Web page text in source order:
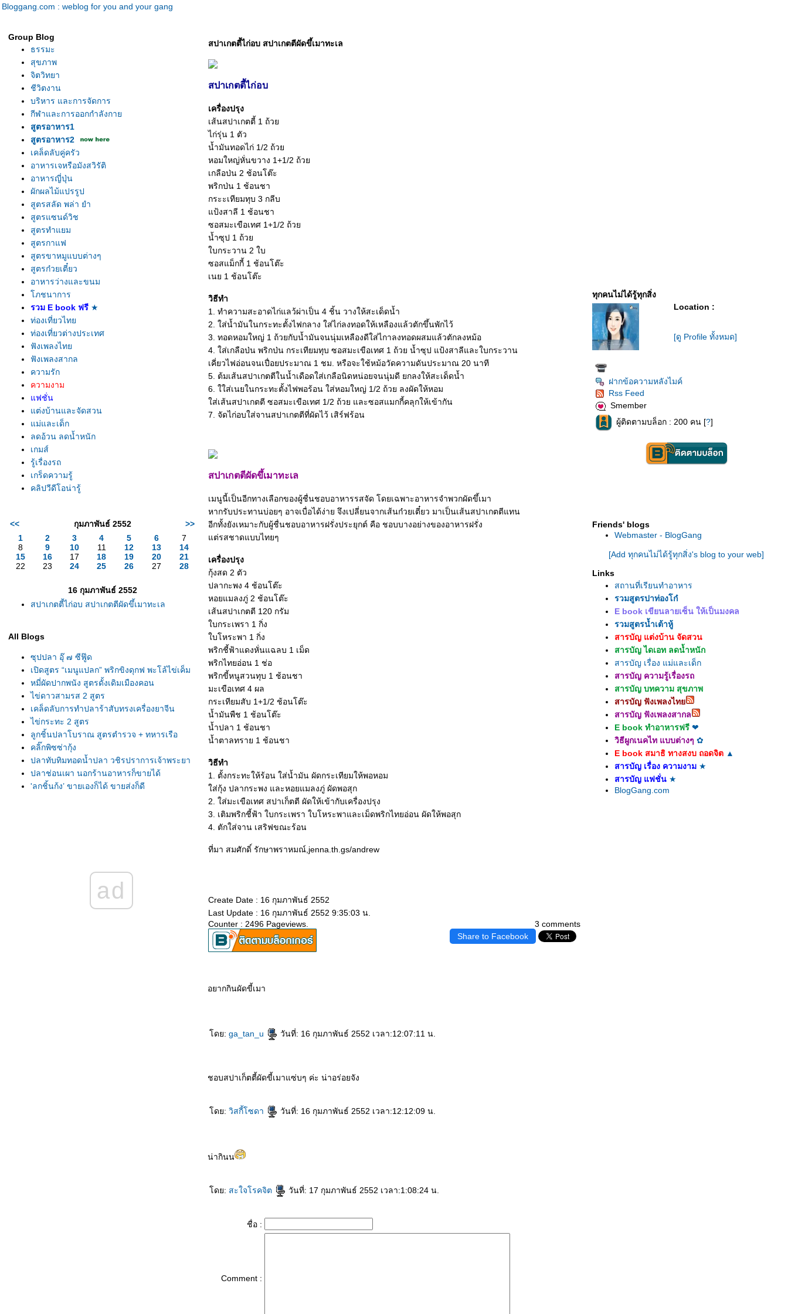
Bloggang.com : weblog for you and your gang
Group Blog
ธรรมะ
สุขภาพ
จิตวิทยา
ชีวิตงาน
บริหาร และการจัดการ
กีฬาและการออกกำลังกา
สูตรอาหาร1
สูตรอาหาร2
เคล็ดลับคู่ครัว
อาหารเจหรือมังสวิรัติ
อาหารญี่ปุ่น
ผักผลไม้แปรรูป
สูตรสลัด พล่า ยำ
สูตรแซนด์วิช
สูตรทำแยม
สูตรกาแฟ
สูตรขาหมูแบบต่างๆ
สูตรก๋วยเตี๋ยว
อาหารว่างและขนม
ภชนาการ
รวม E book ฟรี ★
ท่องเที่ยวไท
ท่องเที่ยวต่างประเทศ
ฟังเพลงไท
ฟังเพลงสากล
ความรัก
ความงาม
ฟชั่น
ต่งบ้านและจัดสวน
ม่และเด็ก
ลดอ้วน ลดน้ำหนัก
เกมส์
รู้เรื่องรถ
เกร็ดความรู้
คลิปวีดีโอน่ารู้
<< กุมภาพันธ์ 2552
>>
1
2 3 4 5 6
7
8
9 10 11 12 13
14
15
16 17 18 19 20
21
22
23 24 25 26 27 28
16 กุมภาพันธ์ 2552
สปาเกตตี้ไก่อบ สปาเกตตีผัดขึ้เมาทะเล
All Blogs
ซุปปลา อุ๊ ๗ ซีฟู๊ด
เปิดสูตร “เมนูแปลก” พริกขิงดุกฟ พะโล้ไข่เค็ม
หมี่ผัดปากพนัง สูตรดั้งเดิมเมืองคอน
ไข่ดาวสามรส 2 สูตร
เคล็ดลับการทำปลาร้าสับทรงเครื่องยาจีน
ไข่กระทะ 2 สูตร
ลูกชิ้นปลาโบราณ สูตรตำรวจ + ทหารเรือ
คลิ๊กพิซซ่ากุ้ง
ปลาทับทิมทอดน้ำปลา วชิรปราการเจ้าพระยา
ปลาช่อนเผา นอกร้านอาหารก็ขายได้
'ลูกชิ้นกุ้ง’ ขายเองก็ได้ ขายส่งก็ดี
ไก่อบสมุนไพร ซื้อง่าย ขายคล่องทุกยุค
'ก๋วยเตี๋ยวคั่วไก่' ขายคู่ 'สุกี้ทะเลแห้ง'
ad
สปาเกตตี้ไก่อบ สปาเกตตีผัดขึ้เมาทะเล
สปาเกตตี้ไก่อบ
เครื่องปรุง
เส้นสปาเกตตี้ 1 ถ้ว
ไก่รุ่น 1 ตัว
น้ำมันทอดไก่ 1/2 ถ้ว
หอมใหญ่หั่นขวาง 1+1/2 ถ้ว
เกลือป่น 2 ช้อนโต๊ะ
พริกป่น 1 ช้อนชา
กระะเทียมทุบ 3 กลีบ
ป้งสาลี 1 ช้อนชา
ซอสมะเขือเทศ 1+1/2 ถ้ว
น้ำซุป 1 ถ้ว
บกระวาน 2 ใบ
ซอสแม็กกี้ 1 ช้อนโต๊ะ
เนย 1 ช้อนโต๊ะ
วิธีทำ
1. ทำความสะอาดไก่แลว้ผ่าเป็น 4 ชิ้น วางให้สะเด็ดน้ำ
2. ใส่น้ำมันในกระทะตั้งไฟกลาง ใส่ไก่ลงทอดให้เหลืองแล้วตักขึ้นพักไว้
3. ทอดหอมใหญ่ 1 ถ้วยกับน้ำมันจนนุ่มเหลืองดีใส่ไกาลงทอดผสมแล้วตักลงหม้อ
4. ใส่เกลือป่น พริกป่น กระเทียมทุบ ซอสมะเขือเทศ 1 ถ้วย น้ำซุป แป้งสาลีและใบกระวาน
เคี่ยวไฟอ่อนจนเปื่อยประมาณ 1 ชม. หรือจะใช้หม้อวัดความดันประมาณ 20 นาที
5. ต้มเส้นสปาเกตตีในน้ำเดือดใส่เกลือนิดหน่อยจนนุ่มดี ยกลงให้สะเด็ดน้ำ
6. ใใส่เนยในกระทะตั้งไฟพอร้อน ใส่หอมใหญ่ 1/2 ถ้วย ลงผัดให้หอม
ส่เส้นสปาเกตตี ซอสมะเขือเทศ 1/2 ถ้วย และซอสแมกกี้คลุกให้เข้ากัน
7. จัดไก่อบใส่จานสปาเกตตีที่ผัดไว้ เสิร์ฟร้อน
สปาเกตตีผัดขึ้เมาทะเล
เมนูนี้เป็นอีกทางเลือกของผู้ชื่นชอบอาหารรสจัด โดยเฉพาะอาหารจำพวกผัดขึ้เมา
หากรับประทานบ่อยๆ อาจเบื่อได้ง่าย จึงเปลี่ยนจากเส้นก๋วยเตี๋ยว มาเป็นเส้นสปาเกตตีแทน
อีกทั้งยังเหมาะกับผู้ชื่นชอบอาหารฝรั่งประยุกต์ คือ ชอบบางอย่างของอาหารฝรั่ง
ต่รสชาดแบบไทยๆ
เครื่องปรุง
กุ้งสด 2 ตัว
ปลากะพง 4 ช้อนโต๊ะ
หอยแมลงภู่ 2 ช้อนโต๊ะ
เส้นสปาเกตตี 120 กรัม
บกระเพรา 1 กิ่ง
บโหระพา 1 กิ่ง
พริกชี้ฟ้าแดงหั่นแฉลบ 1 เม็ด
พริกไทยอ่อน 1 ช่อ
พริกขี้หนูสวนทุบ 1 ช้อนชา
มะเขือเทศ 4 ผล
กระเทียมสับ 1+1/2 ช้อนโต๊ะ
น้ำมันพืช 1 ช้อนโต๊ะ
น้ำปลา 1 ช้อนชา
น้ำตาลทราย 1 ช้อนชา
วิธีทำ
1. ตั้งกระทะให้ร้อน ใส่น้ำมัน ผัดกระเทียมให้พอหอม
ส่กุ้ง ปลากระพง และหอยแมลงภู่ ผัดพอสุก
2. ใส่มะเขือเทศ สปาเก็ตตี ผัดให้เข้ากับเครื่องปรุง
3. เติมพริกชี้ฟ้า ใบกระเพรา ใบโหระพาและเม็ดพริกไทยอ่อน ผัดให้พอสุก
4. ตักใส่จาน เสริฟขณะร้อน
ที่มา สมศักดิ์ รักษาพราหมณ์,jenna.th.gs/andrew
Create Date : 16 กุมภาพันธ์ 2552
Last Update : 16 กุมภาพันธ์ 2552 9:35:03 น.
3 comments
Counter : 2496 Pageviews.
Share to Facebook
อยากกินผัดขี้เมา
ดย: ga_tan_u วันที่: 16 กุมภาพันธ์ 2552 เวลา:12:07:11 น.
ชอบสปาเก็ตตี้ผัดขี้เมาแซ่บๆ ค่ะ น่าอร่อยจัง
ดย: วิสกี้โซดา วันที่: 16 กุมภาพันธ์ 2552 เวลา:12:12:09 น.
น่ากินน
ดย: สะใจโรคจิต วันที่: 17 กุมภาพันธ์ 2552 เวลา:1:08:24 น.
ชื่อ :
Comment :
ทุกคนไม่ได้รู้ทุกสิ่ง
Location :
[ดู Profile ทั้งหมด]
ฝากข้อความหลังไมค์
Rss Feed
Smember
ผู้ติดตามบล็อก : 200 คน [?]
Friends' blogs
Webmaster - BlogGang
[Add ทุกคนไม่ได้รู้ทุกสิ่ง's blog to your web]
Links
สถานที่เรียนทำอาหาร
รวมสูตรปาท่องโก๋
E book เขียนลายเซ็น ให้เป็นมงคล
รวมสูตรน้ำเต้าหู้
สารบัญ แต่งบ้าน จัดสวน
สารบัญ ไดเอท ลดน้ำหนัก
สารบัญ เรื่อง แม่และเด็ก
สารบัญ ความรู้เรื่องรถ
สารบัญ บทความ สุขภาพ
สารบัญ ฟังเพลงไท
สารบัญ ฟังเพลงสากล
E book ทำอาหารฟรี ❤
วิธีผูกเนคไท แบบต่างๆ ✿
E book สมาธิ ทางสงบ ถอดจิต ▲
สารบัญ เรื่อง ความงาม ★
สารบัญ แฟชั่น ★
BlogGang.com